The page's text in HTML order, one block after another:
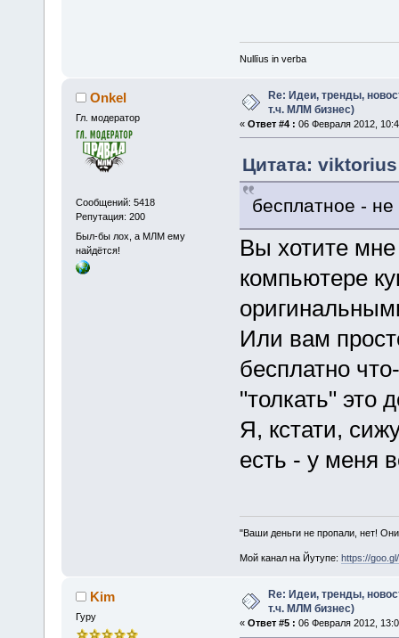
Nullīus in verba
Onkel
Гл. модератор
Сообщений: 5418
Репутация: 200
Был-бы лох, а МЛМ ему
найдётся!
Re: Идеи, тренды,
т.ч. МЛМ бизнес)
« Ответ #4 : 06 Февраля 2012,
Цитата:
бесплатное -
Вы хотите мне
компьютере
Или вам
бесплатно
"толкать" это
Я, кстати,
есть - у меня
"Ваши деньги не пропали, нет!
Мой канал на Йутупе: https://
Kim
Гуру
Re: Идеи, тренды,
т.ч. МЛМ бизнес)
« Ответ #5 : 06 Февраля 2012,